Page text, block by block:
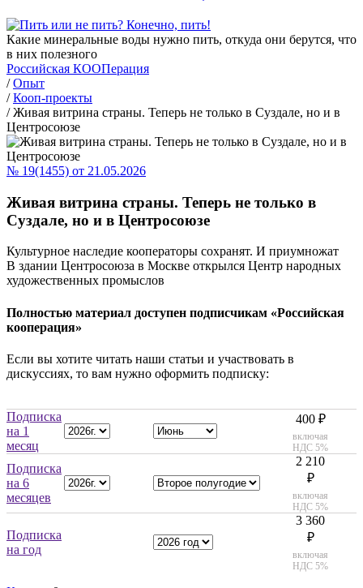
Какие минеральные воды нужно пить, откуда они берутся, что
в них полезного
Российская КООПерация
/ Опыт
/ Кооп-проекты
/ Живая витрина страны. Теперь не только в Суздале, но и в
Центросоюзе
№ 19(1455) от 21.05.2026
Живая витрина страны. Теперь не только в
Суздале, но и в Центросоюзе
Культурное наследие кооператоры сохранят. И приумножат
В здании Центросоюза в Москве открылся Центр народных
художественных промыслов
Полностью материал доступен подписчикам «Российская
кооперация»
Если вы хотите читать наши статьи и участвовать в
дискуссиях, то вам нужно оформить подписку:
Подписка
на 1
месяц
400 ₽
включая
НДС 5%
Подписка
на 6
месяцев
2 210
₽
включая
НДС 5%
Подписка
на год
3 360
₽
включая
НДС 5%